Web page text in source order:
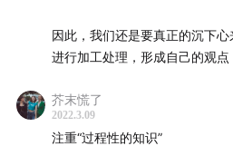
听到这个观点，再去回看flomo
样的，我们往往只看到了重大的
是很遗憾的。在如今的社会形
结果导向主义，而忽落了宝藏的
因此，我们还是要真正的沉下
进行加工处理，形成自己的观点
芥末慌了
2022.3.09
注重“过程性的知识”